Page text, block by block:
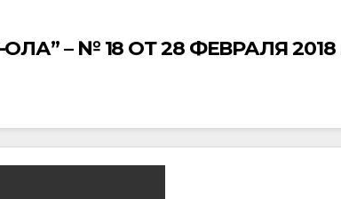
– № 18 ОТ 28 ФЕВРАЛЯ 2018